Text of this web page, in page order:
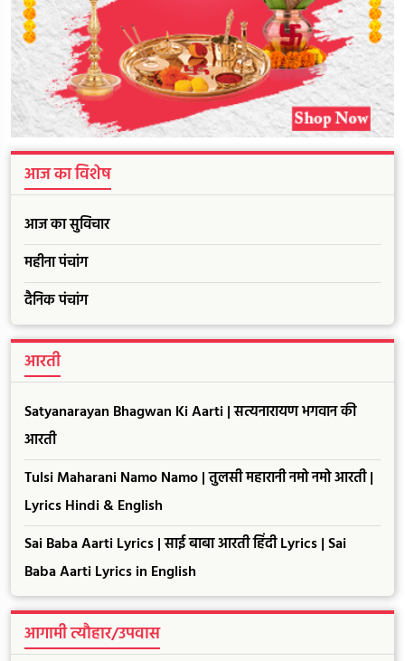
आज का विशेष
आज का सुविचार
महीना पंचांग
दैनिक पंचांग
आरती
Satyanarayan Bhagwan Ki Aarti | सत्यनारायण भगवान की
आरती
Tulsi Maharani Namo Namo | तुलसी महारानी नमो नमो आरती |
Lyrics Hindi & English
Sai Baba Aarti Lyrics | साई बाबा आरती हिंदी Lyrics | Sai
Baba Aarti Lyrics in English
आगामी त्यौहार/उपवास